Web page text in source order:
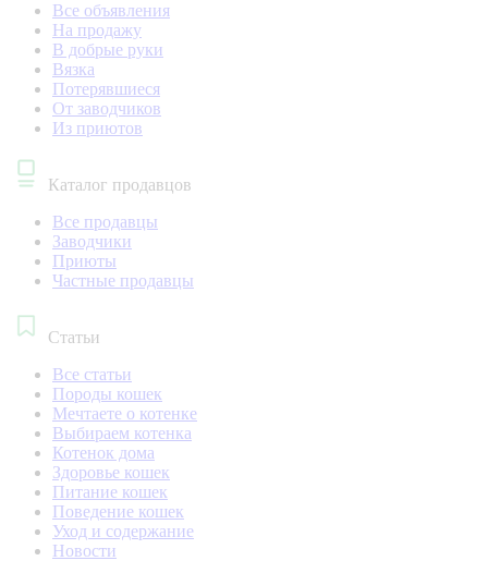
Все объявления
На продажу
В добрые руки
Вязка
Потерявшиеся
От заводчиков
Из приютов
Каталог продавцов
Все продавцы
Заводчики
Приюты
Частные продавцы
Статьи
Все статьи
Породы кошек
Мечтаете о котенке
Выбираем котенка
Котенок дома
Здоровье кошек
Питание кошек
Поведение кошек
Уход и содержание
Новости